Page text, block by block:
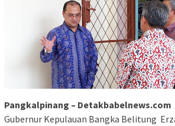
Pangkalpinang – Detakbabelnews.com
Gubernur Kepulauan Bangka Belitung